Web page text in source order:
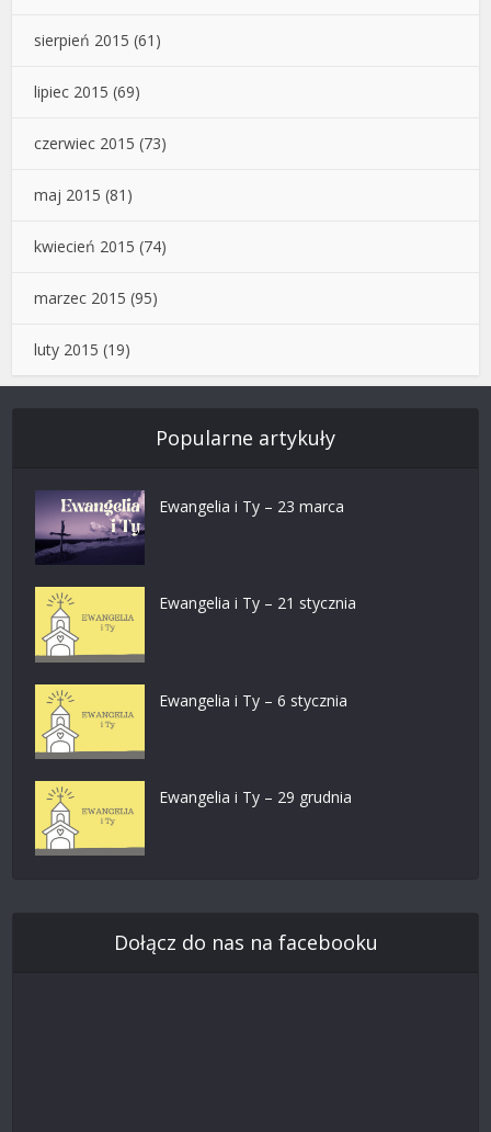
sierpień 2015 (61)
lipiec 2015 (69)
czerwiec 2015 (73)
maj 2015 (81)
kwiecień 2015 (74)
marzec 2015 (95)
luty 2015 (19)
Popularne artykuły
Ewangelia i Ty – 23 marca
Ewangelia i Ty – 21 stycznia
Ewangelia i Ty – 6 stycznia
Ewangelia i Ty – 29 grudnia
Dołącz do nas na facebooku